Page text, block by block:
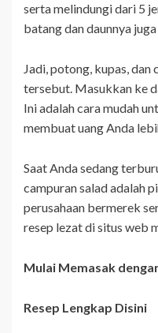
serta melindungi dari 5
batang dan daunnya
Jadi, potong, kupas,
tersebut. Masukkan ke
Ini adalah cara mudah
membuat uang Anda
Saat Anda sedang
campuran salad adalah
perusahaan bermerek
resep lezat di situs web
Mulai Memasak
Resep Lengkap Disini